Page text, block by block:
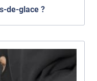
de-glace ?